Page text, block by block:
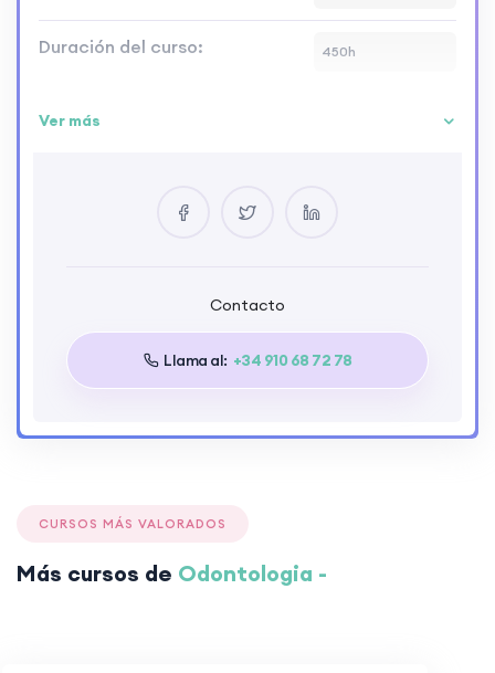
Duración del curso: 450h
Presencial
Público objetivo
Ver más
Contacto
Llama al: +34 910 68 72 78
CURSOS MÁS VALORADOS
Más cursos de Odontologia -